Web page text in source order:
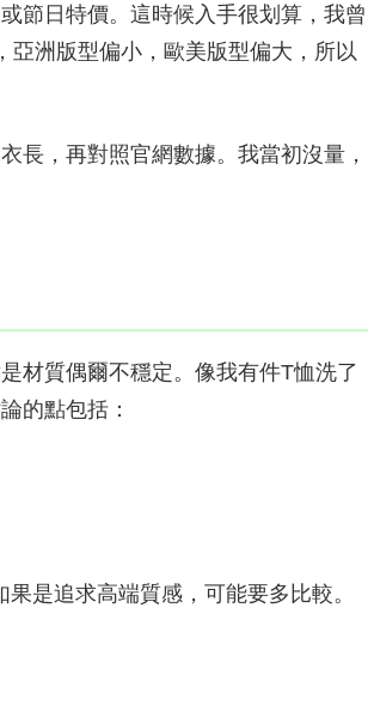
節日特價。這時候入手很划算，我曾
洲版型偏小，歐美版型偏大，所以
長，再對照官網數據。我當初沒量，
材質偶爾不穩定。像我有件T恤洗了
的點包括：
是追求高端質感，可能要多比較。